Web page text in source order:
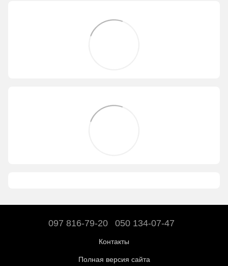
097 816-79-20 050 134-07-47
Контакты
Полная версия сайта